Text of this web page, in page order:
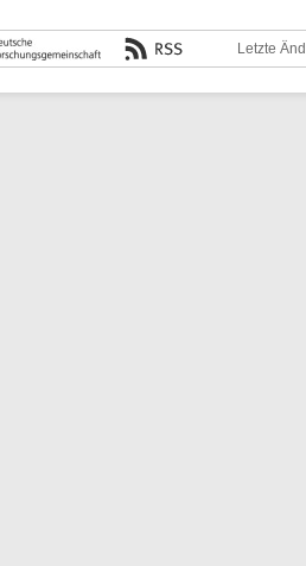
Letzte